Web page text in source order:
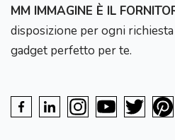
MM IMMAGINE È IL
disposizione per ogni
gadget perfetto per te.